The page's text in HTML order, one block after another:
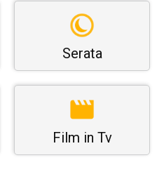
Serata
Film in Tv